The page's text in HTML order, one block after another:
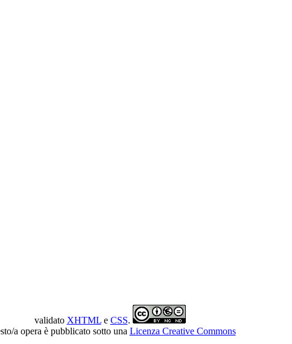
validato XHTMLe CSS.
a opera è pubblicato sotto una Licenza Creative Commons